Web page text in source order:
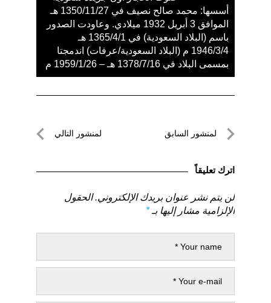
أسسها: محمد صالح نصيف في 1350/11/27 هـ
الموافق 3 أبريل 1932 ميلادي. وعاودت الصدور
باسم (البلاد السعودية) في 1365/4/1 هـ
1946/3/4 م (البلاد السعودية/عرفات) اندمجتا
بمسمى البلاد في 1378/7/16 هـ – 1959/1/26 م
تصفّحلمنشور السابق
السابق
لمنشور التالي
اترك تعليقاً
لن يتم نشر عنوان بريدك الإلكتروني. الحقول
الإلزامية مشار إليها بـ*